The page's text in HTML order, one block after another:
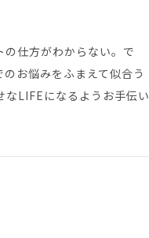
仕方がわからない。で
お悩みをふまえて似合う
なLIFEになるようお手伝い